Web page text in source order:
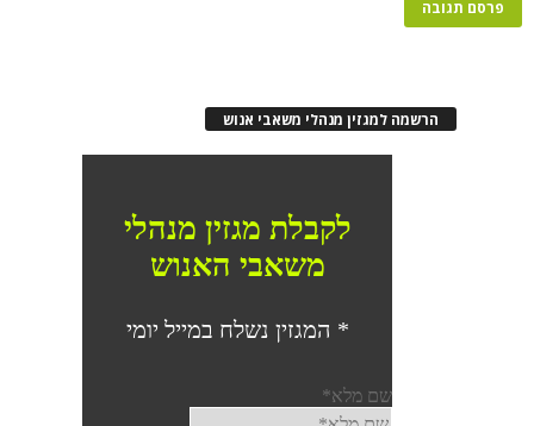
הרשמה למגזין מנהלי משאבי אנוש